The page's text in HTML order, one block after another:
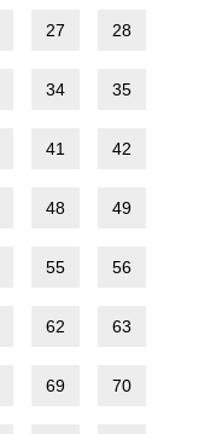
27 28
34 35
41 42
48 49
55 56
62 63
69 70